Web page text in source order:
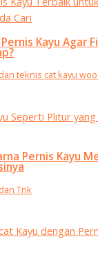
Kayu Agar
teknis cat kayu
Pernis Kayu
Trik